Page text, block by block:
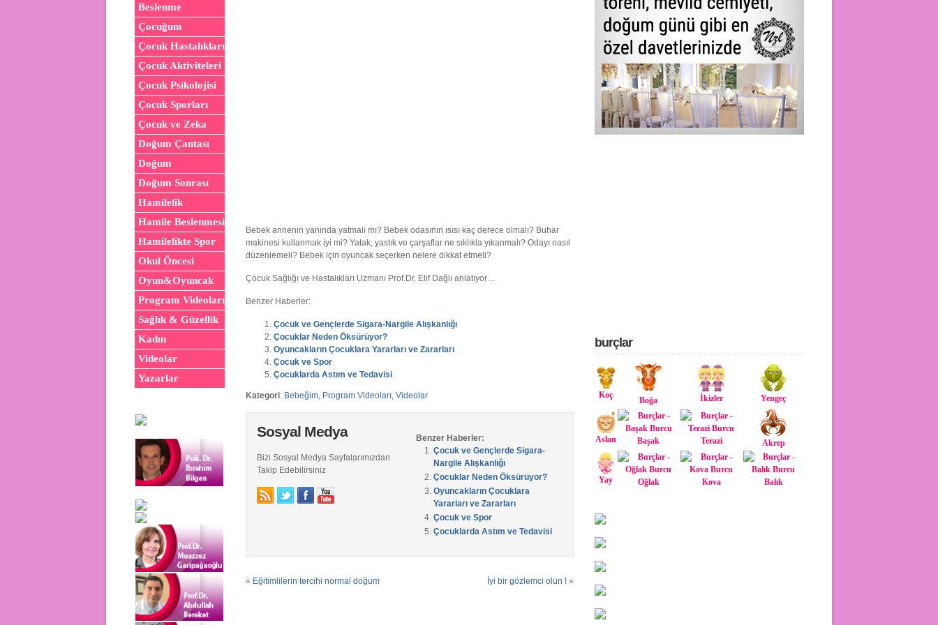
Bebek annenin yanında yatmalı mı? Bebek odasının ısısı kaç derece olmalı? Buhar
makinesi kullanmak iyi mi? Yatak, yastık ve çarşaflar ne sıklıkla yıkanmalı? Odayı nasıl
düzenlemeli? Bebek için oyuncak seçerken nelere dikkat etmeli?
Çocuk Sağlığı ve Hastalıkları Uzmanı Prof.Dr. Elif Dağlı anlatıyor…
Benzer Haberler:
Çocuk ve Gençlerde Sigara-Nargile Alışkanlığı
Çocuklar Neden Öksürüyor?
Oyuncakların Çocuklara Yararları ve Zararları
Çocuk ve Spor
Çocuklarda Astım ve Tedavisi
Kategori: Bebeğim, Program Videoları,Videolar
Benzer Haberler:
Çocuk ve Gençlerde Sigara-
Nargile Alışkanlığı
Çocuklar Neden Öksürüyor?
Oyuncakların Çocuklara
Yararları ve Zararları
Çocuk ve Spor
Çocuklarda Astım ve Tedavisi
Sosyal Medya
Bizi Sosyal Medya Sayfalarımızdan
Takip Edebilirsiniz
« Eğitimlilerin tercihi normal doğum İyi bir gözlemci olun ! »
Beslenme
Çocuğum
Çocuk Hastalıkları
Çocuk Aktiviteleri
Çocuk Psikolojisi
Çocuk Sporları
Çocuk ve Zeka
Doğum Çantası
Doğum
Doğum Sonrası
Hamilelik
Hamile Beslenmesi
Hamilelikte Spor
Okul Öncesi
Oyun&Oyuncak
Program Videoları
Sağlık & Güzellik
Kadın
Videolar
Yazarlar
burçlar
Koç
Boğa İkizler Yengeç
Aslan Başak Terazi Akrep
Yay Oğlak Kova Balık